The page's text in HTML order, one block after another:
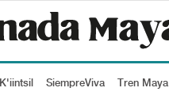
K'iintsil SiempreViva Tren Maya